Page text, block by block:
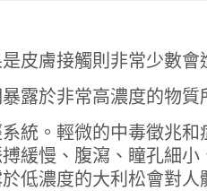
皮膚接觸則非常少數會
露於非常高濃度的物
統。輕微的中毒徵兆
緩慢、腹瀉、瞳孔細
低濃度的大利松會對